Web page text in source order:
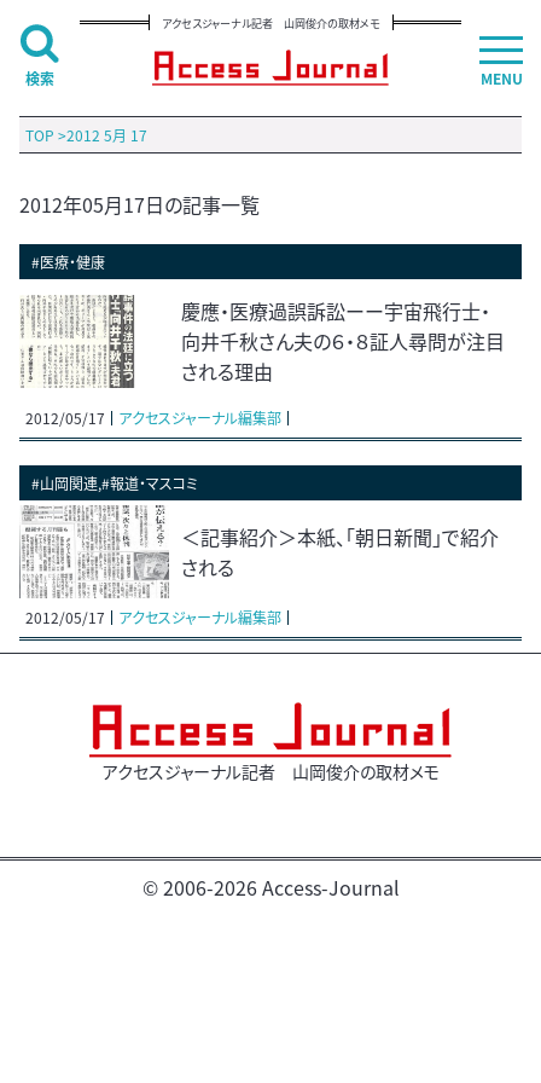
アクセスジャーナル記者 山岡俊介の取材メモ
TOP >2012 5月 17
2012年05月17日の記事一覧
#医療・健康
慶應・医療過誤訴訟ーー宇宙飛行士・
向井千秋さん夫の６・８証人尋問が注目
される理由
2012/05/17 アクセスジャーナル編集部
#山岡関連,#報道・マスコミ
＜記事紹介＞本紙、「朝日新聞」で紹介
される
2012/05/17 アクセスジャーナル編集部
アクセスジャーナル記者 山岡俊介の取材メモ
© 2006-2026 Access-Journal
MENU
検索